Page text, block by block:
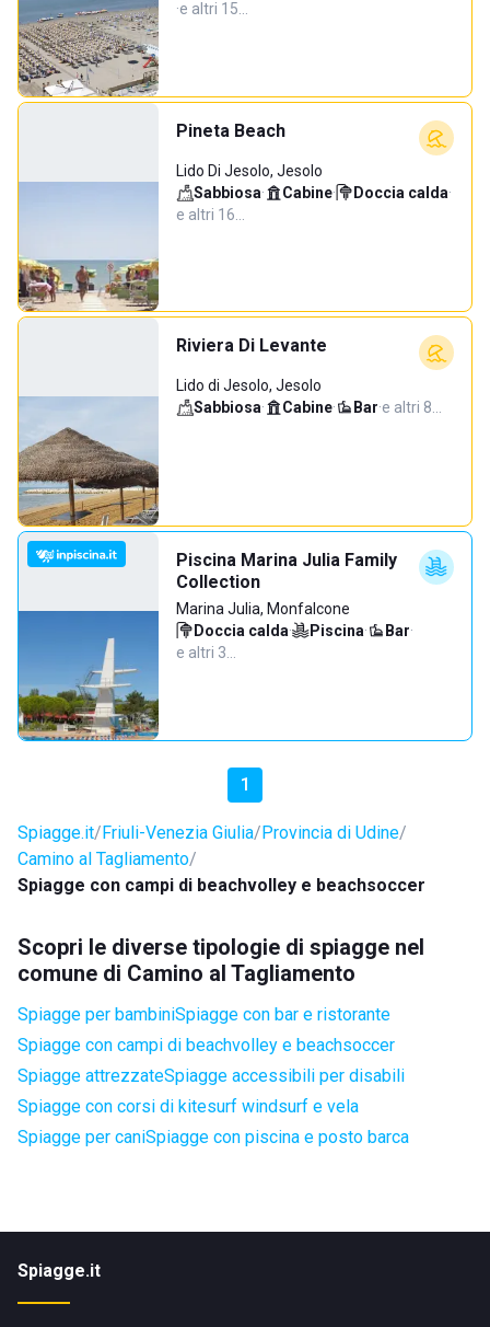
·e altri 15…
Pineta Beach
Lido Di Jesolo, Jesolo
Sabbiosa· Cabine· Doccia calda·
e altri 16…
Riviera Di Levante
Lido di Jesolo, Jesolo
Sabbiosa· Cabine· Bar·e altri 8…
Piscina Marina Julia Family
Collection
Marina Julia, Monfalcone
Doccia calda· Piscina· Bar·
e altri 3…
1
Spiagge.it Friuli-Venezia Giulia Provincia di Udine
Camino al Tagliamento
Spiagge con campi di beachvolley e beachsoccer
Scopri le diverse tipologie di spiagge nel
comune di Camino al Tagliamento
Spiagge per bambiniSpiagge con bar e ristorante
Spiagge con campi di beachvolley e beachsoccer
Spiagge attrezzateSpiagge accessibili per disabili
Spiagge con corsi di kitesurf windsurf e vela
Spiagge per caniSpiagge con piscina e posto barca
Spiagge.it